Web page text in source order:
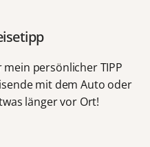
persönlicher TIPP
mit dem Auto oder
länger vor Ort!